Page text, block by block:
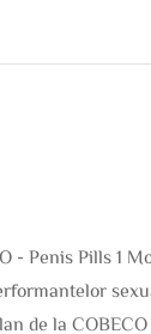
- Penis Pills 1
de la